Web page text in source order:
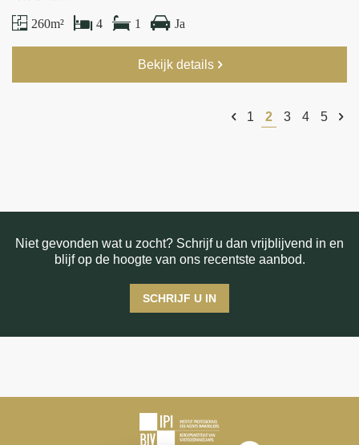
260 m² 4 1 Ja
Bekijk details
1 2 3 4 5
Niet gevonden wat u zocht? Schrijf u dan vrijblijvend in en
blijf op de hoogte van ons recentste aanbod.
SCHRIJF U IN